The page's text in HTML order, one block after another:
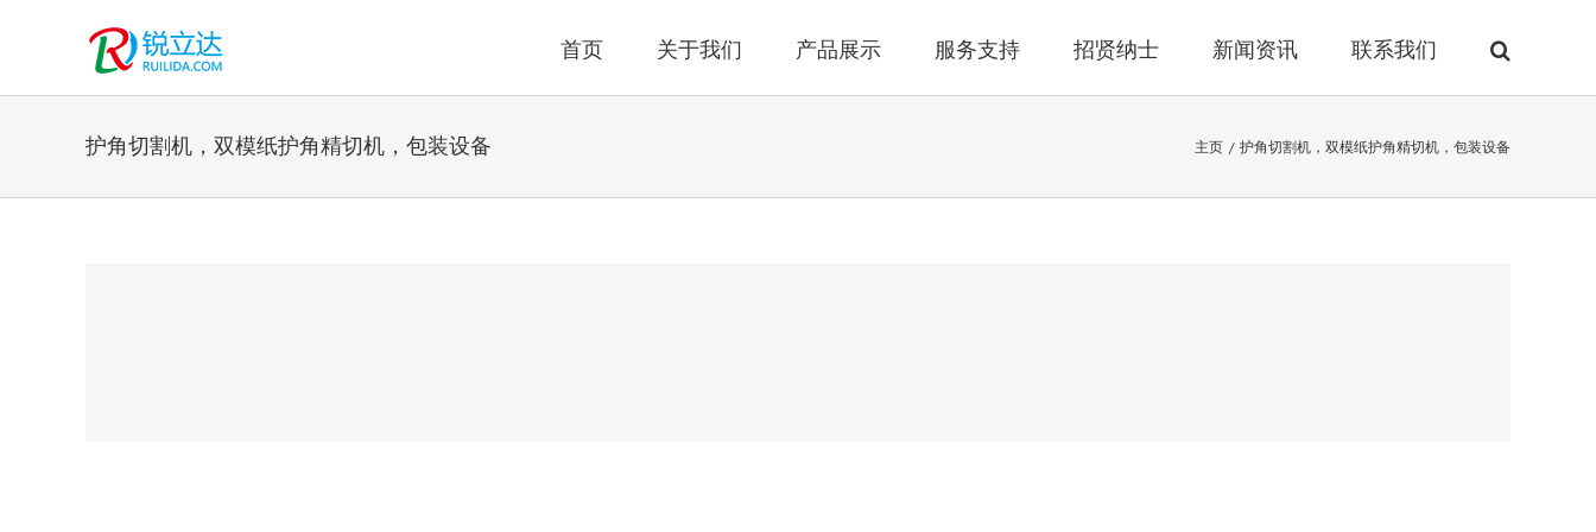
容
首页 关于我们 产品展示 服务支持 招贤纳士 新闻资讯 联系我们
护角切割机，双模纸护角精切机，包装设备 主页 / 护角切割机，双模纸护角精切机，包装设备